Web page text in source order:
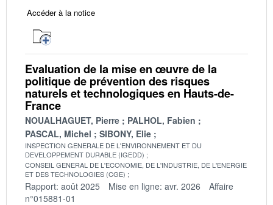
Accéder à la notice
Evaluation de la mise en œuvre de la
politique de prévention des risques
naturels et technologiques en Hauts-de-
France
NOUALHAGUET, Pierre
PALHOL, Fabien
PASCAL, Michel
SIBONY, Elie
INSPECTION GENERALE DE L'ENVIRONNEMENT ET DU
DEVELOPPEMENT DURABLE (IGEDD)
CONSEIL GENERAL DE L'ECONOMIE, DE L'INDUSTRIE, DE L'ENERGIE
ET DES TECHNOLOGIES (CGE)
Rapport: août 2025 Mise en ligne: avr. 2026
Affaire
n°015881-01